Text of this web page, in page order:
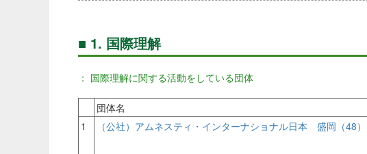
■ 1. 国際理解
： 国際理解に関する活動をしている団体
団体名
1
（公社）アムネスティ・インターナショナル日本 盛岡（48